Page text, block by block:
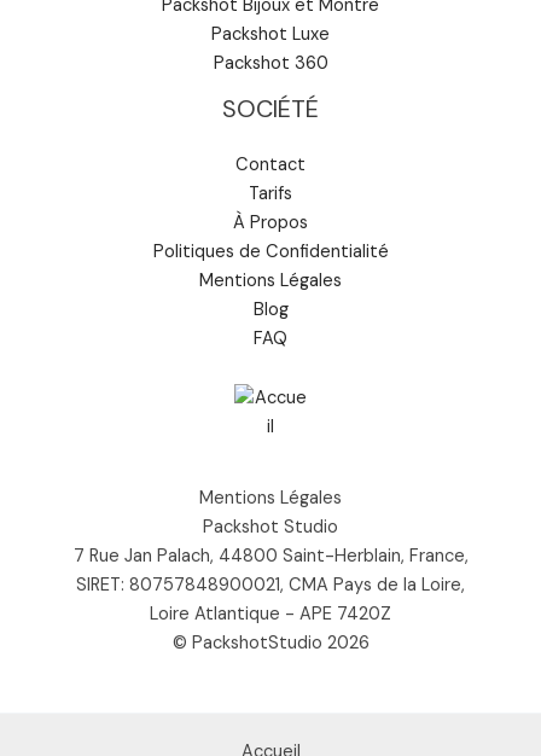
Packshot Bijoux et Montre
Packshot Luxe
Packshot 360
SOCIÉTÉ
Contact
Tarifs
À Propos
Politiques de Confidentialité
Mentions Légales
Blog
FAQ
Mentions Légales
Packshot Studio
7 Rue Jan Palach, 44800 Saint-Herblain, France,
SIRET: 80757848900021, CMA Pays de la Loire,
Loire Atlantique - APE 7420Z
© PackshotStudio 2026